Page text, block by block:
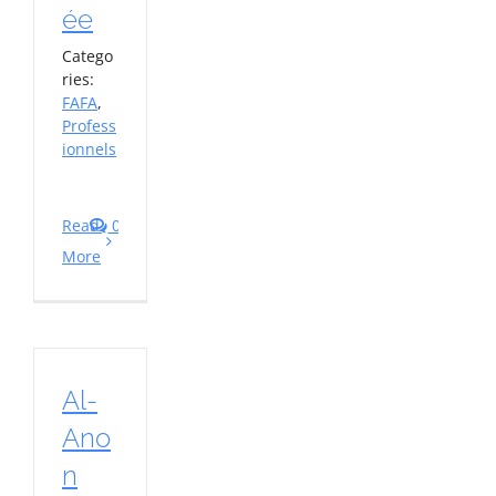
ée
Catego
ries:
FAFA,
Profess
ionnels
Read
More
0
Al-
Ano
n